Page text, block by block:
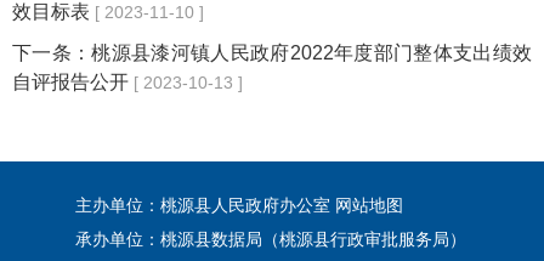
效目标表 [ 2023-11-10 ]
下一条：桃源县漆河镇人民政府2022年度部门整体支出绩效
自评报告公开 [ 2023-10-13 ]
主办单位：桃源县人民政府办公室 网站地图
承办单位：桃源县数据局（桃源县行政审批服务局）